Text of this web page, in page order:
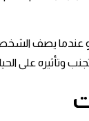
يصف
على